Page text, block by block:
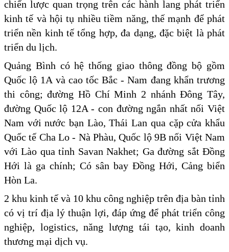
chiến lược quan trọng trên các hành lang phát triển
kinh tế và hội tụ nhiều tiềm năng, thế mạnh để phát
triển nền kinh tế tổng hợp, đa dạng, đặc biệt là phát
triển du lịch.
Quảng Bình có hệ thống giao thông đồng bộ gồm
Quốc lộ 1A và cao tốc Bắc - Nam đang khẩn trương
thi công; đường Hồ Chí Minh 2 nhánh Đông Tây,
đường Quốc lộ 12A - con đường ngắn nhất nối Việt
Nam với nước bạn Lào, Thái Lan qua cặp cửa khẩu
Quốc tế Cha Lo - Nà Phàu, Quốc lộ 9B nối Việt Nam
với Lào qua tỉnh Savan Nakhet; Ga đường sắt Đồng
Hới là ga chính; Có sân bay Đồng Hới, Cảng biển
Hòn La.
2 khu kinh tế và 10 khu công nghiệp trên địa bàn tỉnh
có vị trí địa lý thuận lợi, đáp ứng để phát triển công
nghiệp, logistics, năng lượng tái tạo, kinh doanh
thương mại dịch vụ.